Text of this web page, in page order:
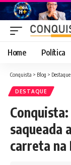
Home Política
Conquista > Blog > Destaque
DESTAQUE
saqueada
carreta na